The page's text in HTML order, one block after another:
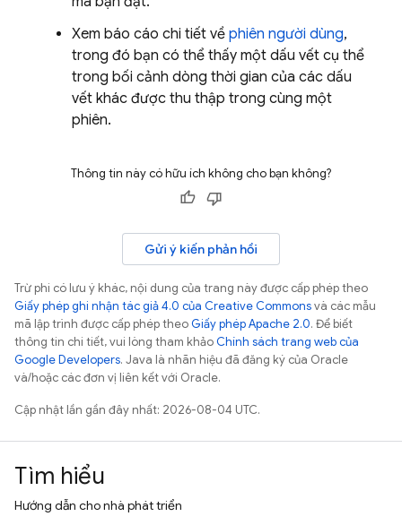
Xem báo cáo chi tiết về phiên người dùng,
trong đó bạn có thể thấy một dấu vết cụ thể
trong bối cảnh dòng thời gian của các dấu
vết khác được thu thập trong cùng một
phiên.
Thông tin này có hữu ích không cho bạn không?
Gửi ý kiến phản hồi
Trừ phi có lưu ý khác, nội dung của trang này được cấp phép theo
Giấy phép ghi nhận tác giả 4.0 của Creative Commonsvà các mẫu
mã lập trình được cấp phép theoGiấy phép Apache 2.0. Để biết
thông tin chi tiết, vui lòng tham khảoChính sách trang web của
Google Developers. Java là nhãn hiệu đã đăng ký của Oracle
và/hoặc các đơn vị liên kết với Oracle.
Cập nhật lần gần đây nhất: 2026-08-04 UTC.
Tìm hiểu
Hướng dẫn cho nhà phát triển